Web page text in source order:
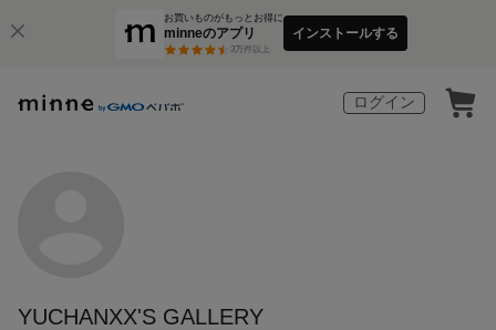
お買いものがもっとお得に
minneのアプリ
3万件以上
インストールする
ログイン
YUCHANXX'S GALLERY